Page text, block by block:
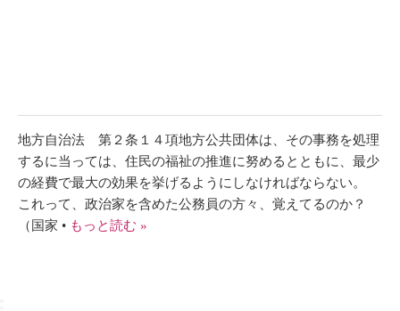
地方自治法 第２条１４項地方公共団体は、その事務を処理
するに当っては、住民の福祉の推進に努めるとともに、最少
の経費で最大の効果を挙げるようにしなければならない。
これって、政治家を含めた公務員の方々、覚えてるのか？
（国家 • もっと読む »